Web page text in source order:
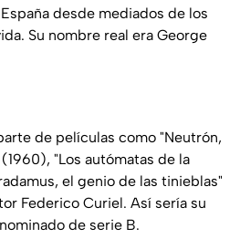
desde mediados de los
Su nombre real era George
de películas como "Neutrón,
"Los autómatas de la
el genio de las tinieblas"
Federico Curiel. Así sería su
de serie B.